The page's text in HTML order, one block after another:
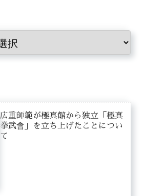
広重師範が極真館から独立「極真
拳武會」を立ち上げたことについ
て